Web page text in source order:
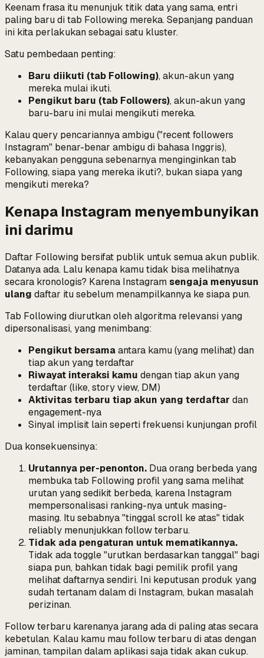
Keenam frasa itu menunjuk titik data yang sama, entri
paling baru di tab Following mereka. Sepanjang panduan
ini kita perlakukan sebagai satu kluster.
Satu pembedaan penting:
Baru diikuti (tab Following), akun-akun yang
mereka mulai ikuti.
Pengikut baru (tab Followers), akun-akun yang
baru-baru ini mulai mengikuti mereka.
Kalau query pencariannya ambigu ("recent followers
Instagram" benar-benar ambigu di bahasa Inggris),
kebanyakan pengguna sebenarnya menginginkan tab
Following, siapa yang mereka ikuti?, bukansiapa yang
mengikuti mereka?
Kenapa Instagram menyembunyikan
ini darimu
Daftar Following bersifat publik untuk semua akun publik.
Datanya ada. Lalu kenapa kamu tidak bisa melihatnya
secara kronologis? Karena Instagramsengaja menyusun
ulang daftar itu sebelum menampilkannya ke siapa pun.
Tab Following diurutkan oleh algoritma relevansi yang
dipersonalisasi, yang menimbang:
Pengikut bersamaantara kamu (yang melihat) dan
tiap akun yang terdaftar
Riwayat interaksi kamu dengan tiap akun yang
terdaftar (like, story view, DM)
Aktivitas terbaru tiap akun yang terdaftar dan
engagement-nya
Sinyal implisit lain seperti frekuensi kunjungan profil
Dua konsekuensinya:
Urutannya per-penonton. Dua orang berbeda yang
membuka tab Following profil yang sama melihat
urutan yang sedikit berbeda, karena Instagram
mempersonalisasi ranking-nya untuk masing-
masing. Itu sebabnya "tinggal scroll ke atas" tidak
reliably menunjukkan follow terbaru.
Tidak ada pengaturan untuk mematikannya.
Tidak ada toggle "urutkan berdasarkan tanggal" bagi
siapa pun, bahkan tidak bagi pemilik profil yang
melihat daftarnya sendiri. Ini keputusan produk yang
sudah tertanam dalam di Instagram, bukan masalah
perizinan.
Follow terbaru karenanya jarang ada di paling atas secara
kebetulan. Kalau kamu mau follow terbaru di atas dengan
jaminan, tampilan dalam aplikasi saja tidak akan cukup.